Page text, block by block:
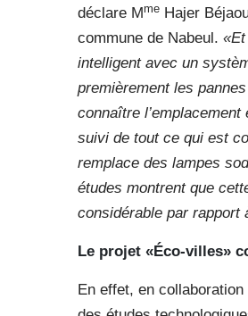
déclare Mme Hajer
commune de Nabeul.
intelligent avec un
premièrement les
connaître
suivi de tout ce qui est
remplace des lampes
études montrent que
considérable par rapport
Le projet «Éco-villes»
En effet, en